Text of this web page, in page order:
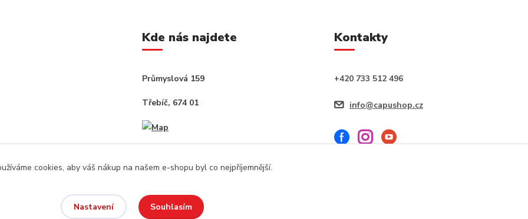
Kde nás najdete
Průmyslová 159
Třebíč, 674 01
Kontakty
+420 733 512 496
info@capushop.cz
cookies, aby váš nákup na našem e-shopu byl co nejpříjemnější.
Nastavení Souhlasím